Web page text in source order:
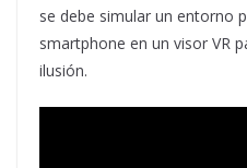
se debe simular un entorno
smartphone en un visor VR
ilusión.